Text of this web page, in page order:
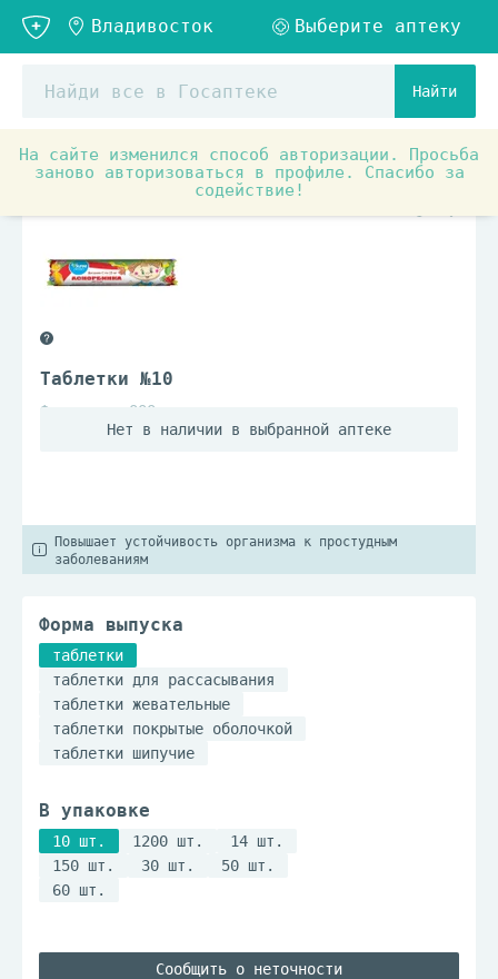
Найти
На сайте изменился способ авторизации. Просьба
заново авторизоваться в профиле. Спасибо за
содействие!
Аптечные товары Витамины и БАД Витамины для
Таблетки №10
Фармгрупп ООО
Повышает устойчивость организма к простудным
заболеваниям
Форма выпуска
таблетки
таблетки для рассасывания
таблетки жевательные
таблетки покрытые оболочкой
таблетки шипучие
В упаковке
10 шт. 1200 шт.
14 шт.
150 шт.
30 шт.
50 шт.
60 шт.
Сообщить о неточности